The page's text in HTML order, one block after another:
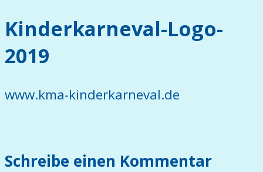
Kinderkarneval-Logo-
2019
www.kma-kinderkarneval.de
Schreibe einen Kommentar